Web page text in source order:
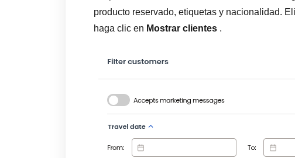
producto reservado, etiquetas y nacionalidad.
haga clic en Mostrar clientes .